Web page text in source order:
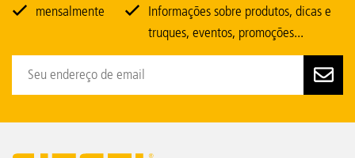
mensalmente
Informações sobre produtos, dicas e
truques, eventos, promoções...